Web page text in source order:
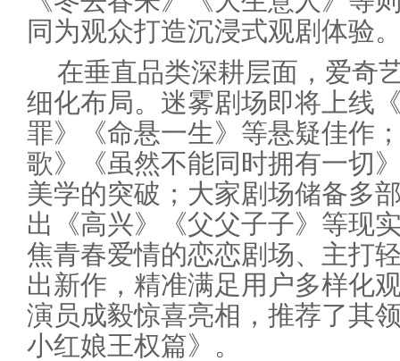
同为观众打造沉浸式观剧体验
在垂直品类深耕层面，爱奇
细化布局。迷雾剧场即将上线
罪》《命悬一生》等悬疑佳作
歌》《虽然不能同时拥有一切
美学的突破；大家剧场储备多
出《高兴》《父父子子》等现
焦青春爱情的恋恋剧场、主打
出新作，精准满足用户多样化
演员成毅惊喜亮相，推荐了其
小红娘王权篇》。